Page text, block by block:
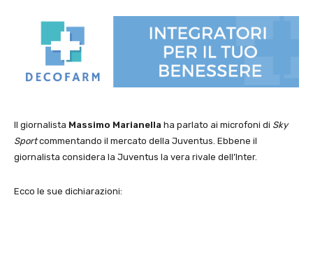
Il giornalista Massimo Marianella ha parlato ai microfoni di Sky
Sportcommentando il mercato della Juventus. Ebbene il
giornalista considera la Juventus la vera rivale dell’Inter.
Ecco le sue dichiarazioni: